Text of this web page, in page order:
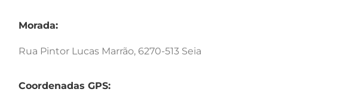
Morada:
Rua Pintor Lucas Marrão, 6270-513 Seia
Coordenadas GPS: